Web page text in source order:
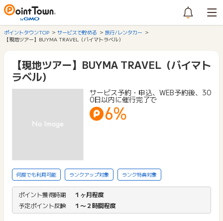
ポイントタウンTOP サービスで貯める
旅行/レンタカー
【現地ツアー】BUYMA TRAVEL（バイマトラベル）
【現地ツアー】BUYMA TRAVEL（バイマト
ラベル）
サービス予約・申込、WEB予約後、30
0日以内に催行完了で
6%
何度でも利用可能 ランクアップ対象 ランク特典対象
ポイント獲得時期
１ヶ月程度
予定ポイント反映
１〜２時間程度